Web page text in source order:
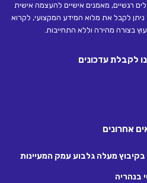
רגשיים, מאמנים אישיים להעצמה אישית
לקבל את מלוא המידע המקצועי, לקרוא
בצורה מהירה וללא התחייבות.
לקבלת עדכונים
אחרונים
בקיבוץ מעלה גלבוע עמק המעיינות
בנהריה